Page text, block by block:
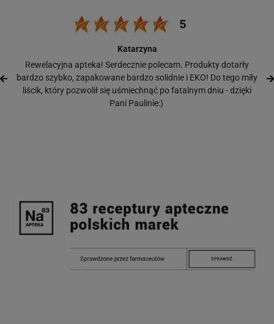
Katarzyna
Rewelacyjna apteka! Serdecznie polecam. Produkty dotarły
bardzo szybko, zapakowane bardzo solidnie i EKO! Do tego miły
liścik, który pozwolił się uśmiechnąć po fatalnym dniu - dzięki
Pani Paulinie:)